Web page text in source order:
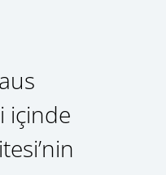
içinde